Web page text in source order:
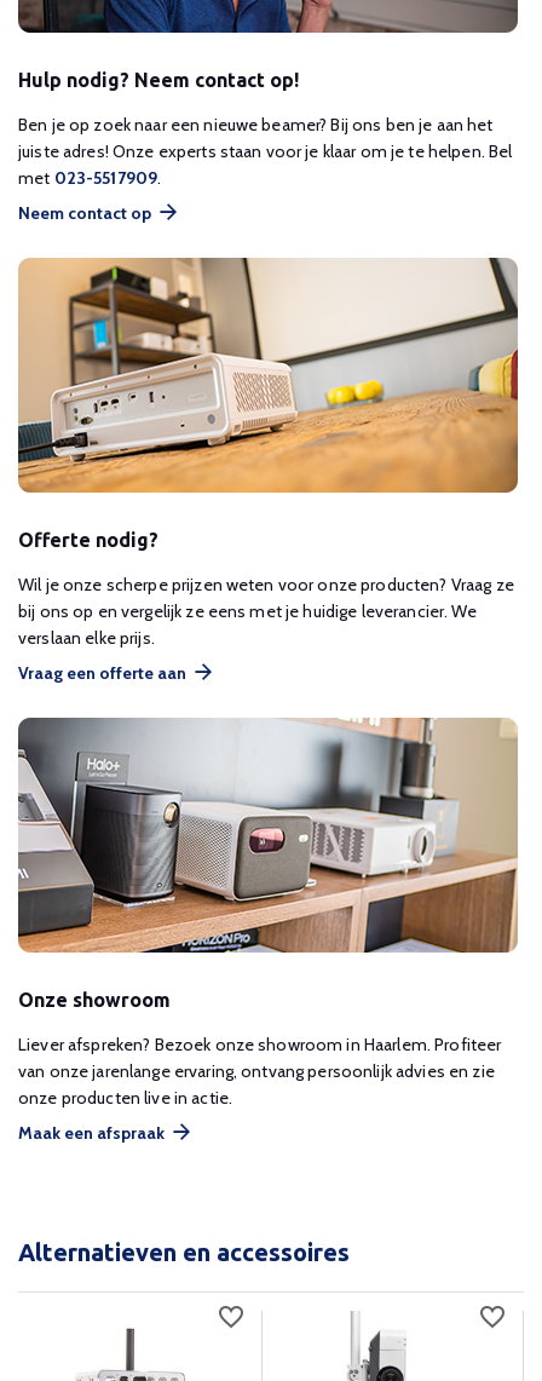
Hulp nodig? Neem contact op!
Ben je op zoek naar een nieuwe beamer? Bij ons ben je aan het
juiste adres! Onze experts staan voor je klaar om je te helpen. Bel
met 023-5517909.
Neem contact op
Offerte nodig?
Wil je onze scherpe prijzen weten voor onze producten? Vraag ze
bij ons op en vergelijk ze eens met je huidige leverancier. We
verslaan elke prijs.
Vraag een offerte aan
Onze showroom
Liever afspreken? Bezoek onze showroom in Haarlem. Profiteer
van onze jarenlange ervaring, ontvang persoonlijk advies en zie
onze producten live in actie.
Maak een afspraak
Alternatieven en accessoires